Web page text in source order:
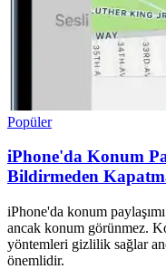
Popüler
iPhone'da Konum
Bildirmeden
iPhone'da konum
ancak konum görünmez.
yöntemleri gizlilik sağlar
önemlidir.